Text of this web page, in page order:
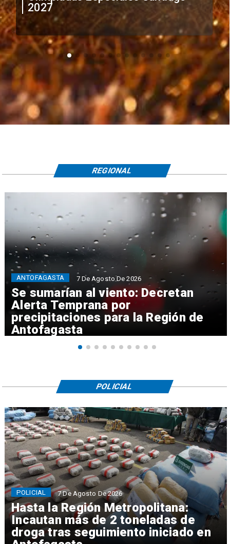
extranjeros
Se sumarían al viento: Decretan
Alerta Temprana por
precipitaciones para la Región de
Antofagasta
ANTOFAGASTA 7 De Agosto De 2026
REGIONAL
Hasta la Región Metropolitana:
Incautan más de 2 toneladas de
droga tras seguimiento iniciado en
POLICIAL 7 De Agosto De 2026
POLICIAL